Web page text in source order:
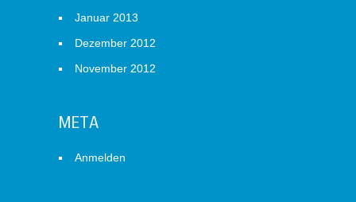
Januar 2013
Dezember 2012
November 2012
META
Anmelden